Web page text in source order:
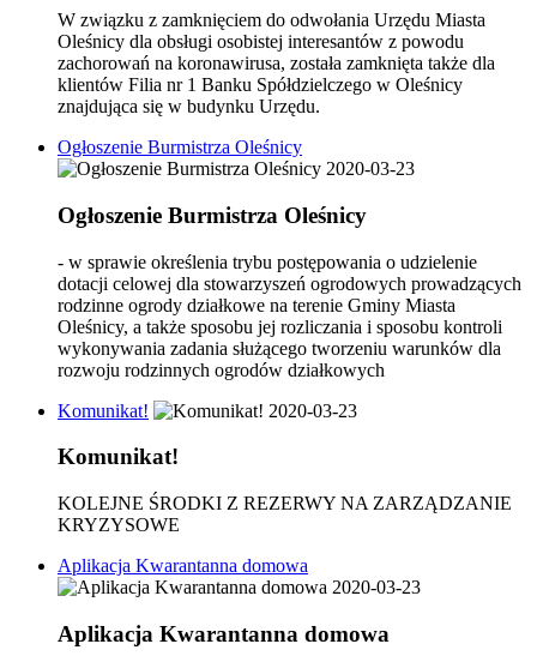
W związku z zamknięciem do odwołania Urzędu Miasta
Oleśnicy dla obsługi osobistej interesantów z powodu
zachorowań na koronawirusa, została zamknięta także dla
klientów Filia nr 1 Banku Spółdzielczego w Oleśnicy
znajdująca się w budynku Urzędu.
Ogłoszenie Burmistrza Oleśnicy
2020-03-23
Ogłoszenie Burmistrza Oleśnicy
- w sprawie określenia trybu postępowania o udzielenie
dotacji celowej dla stowarzyszeń ogrodowych prowadzących
rodzinne ogrody działkowe na terenie Gminy Miasta
Oleśnicy, a także sposobu jej rozliczania i sposobu kontroli
wykonywania zadania służącego tworzeniu warunków dla
rozwoju rodzinnych ogrodów działkowych
Komunikat!
2020-03-23
Komunikat!
KOLEJNE ŚRODKI Z REZERWY NA ZARZĄDZANIE
KRYZYSOWE
Aplikacja Kwarantanna domowa
2020-03-23
Aplikacja Kwarantanna domowa